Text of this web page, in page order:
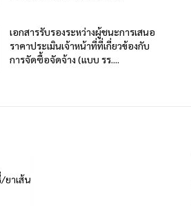
เอกสารรับรองระหว่างผู้ชนะการเสนอ
ราคาประเมินเจ้าหน้าที่ที่เกี่ยวข้องกับ
การจัดซื้อจัดจ้าง (แบบ รร....
ยาเส้น